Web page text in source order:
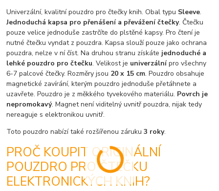
Univerzální, kvalitní pouzdro pro čtečky knih. Obal typu Sleeve.
Jednoduchá kapsa pro přenášení a převážení čtečky. Čtečku
pouze velice jednoduše zastrčíte do plstěné kapsy. Pro čtení je
nutné čtečku vyndat z pouzdra. Kapsa slouží pouze jako ochrana
pouzdra, nelze v ní číst. Na druhou stranu získáte jednoduché a
lehké pouzdro pro čtečku. Velikost je univerzálnípro všechny
6-7 palcové čtečky. Rozměry jsou 20 x 15 cm. Pouzdro obsahuje
magnetické zavírání, kterým pouzdro jednoduše přetáhnete a
uzavřete. Pouzdro je z měkkého tyvekového materiálu. Povrch je
nepromokavý. Magnet není viditelný uvnitř pouzdra, nijak tedy
nereaguje s elektronikou uvnitř.
Toto pouzdro nabízí také rozšířenou záruku3 roky.
PROČ KOUPIT ORIGINÁLNÍ
POUZDRO PRO ČTEČKU
ELEKTRONICKÝCH KNIH?